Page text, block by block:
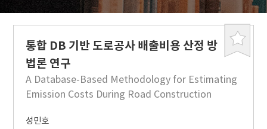
북
통합 DB 기반 도로공사 배출비용 산정 방
법론 연구
A Database-Based Methodology for Estimating
Emission Costs During Road Construction
성민호